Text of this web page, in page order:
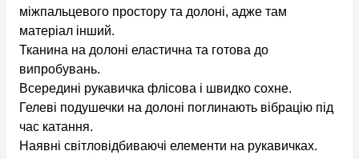
міжпальцевого простору та долоні, адже там
матеріал інший.
Тканина на долоні еластична та готова до
випробувань.
Всередині рукавичка флісова і швидко сохне.
Гелеві подушечки на долоні поглинають вібрацію під
час катання.
Наявні світловідбиваючі елементи на рукавичках.